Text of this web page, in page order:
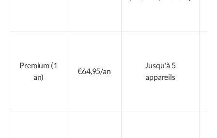
Premium (1
an)
€64,95/an
Jusqu'à 5
appareils